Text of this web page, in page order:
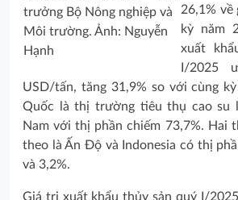
trưởng Bộ Nông nghiệp và
Môi trường. Ảnh: Nguyễn
Hạnh
26,1%
kỳ năm
xuất
I/2025
USD/tấn, tăng 31,9% so với cùng
Quốc là thị trường tiêu thụ cao su
Nam với thị phần chiếm 73,7%. Hai
theo là Ấn Độ và Indonesia có thị
và 3,2%.
Giá trị xuất khẩu thủy sản quý I/